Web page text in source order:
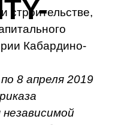
строительстве,
Кабардино-
8 апреля 2019